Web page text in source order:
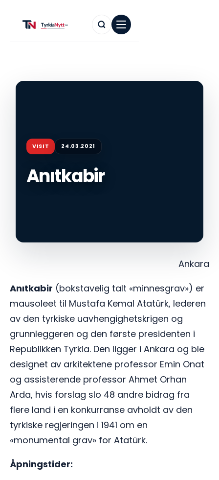
VISIT 24.03.2021
Anıtkabir
Ankara
Anıtkabir (bokstavelig talt «minnesgrav») er
mausoleet til Mustafa Kemal Atatürk, lederen
av den tyrkiske uavhengighetskrigen og
grunnleggeren og den første presidenten i
Republikken Tyrkia. Den ligger i Ankara og ble
designet av arkitektene professor Emin Onat
og assisterende professor Ahmet Orhan
Arda, hvis forslag slo 48 andre bidrag fra
flere land i en konkurranse avholdt av den
tyrkiske regjeringen i 1941 om en
«monumental grav» for Atatürk.
Åpningstider: